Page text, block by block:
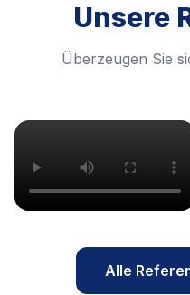
Unsere
Überzeugen Sie
Alle